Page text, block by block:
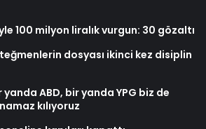
100 milyon liralık vurgun: 30 gözaltı
dosyası ikinci kez disiplin
ABD, bir yanda YPG biz de
kılıyoruz